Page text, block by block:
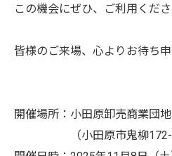
この機会にぜひ、ご利用くださ
皆様のご来場、心よりお待ち申
開催場所：小田原卸売商業団
（小田原市鬼柳172-9